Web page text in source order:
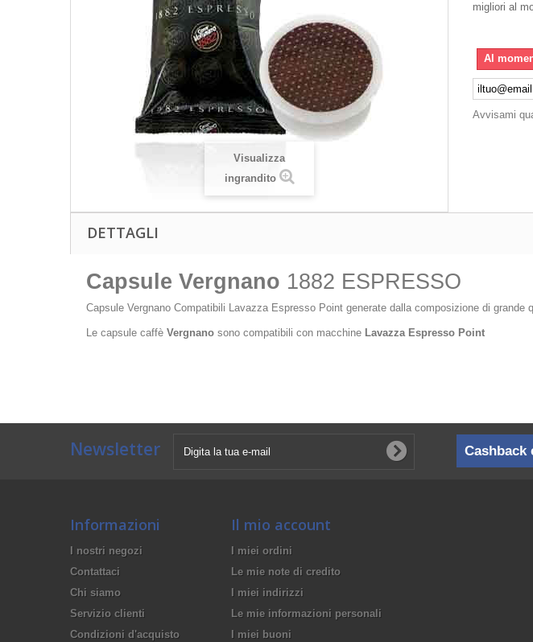
Visualizza
ingrandito
migliori al
Al
Avvisami
DETTAGLI
Capsule Vergnano 1882 ESPRESSO
Capsule Vergnano Compatibili Lavazza Espresso Point generate dalla composizione di grande
Le capsule caffè Vergnano sono compatibili con macchine Lavazza Espresso Point
Newsletter Cashback
Informazioni
I nostri negozi
Contattaci
Chi siamo
Servizio clienti
Condizioni d'acquisto
Il mio account
I miei ordini
Le mie note di credito
I miei indirizzi
Le mie informazioni personali
I miei buoni